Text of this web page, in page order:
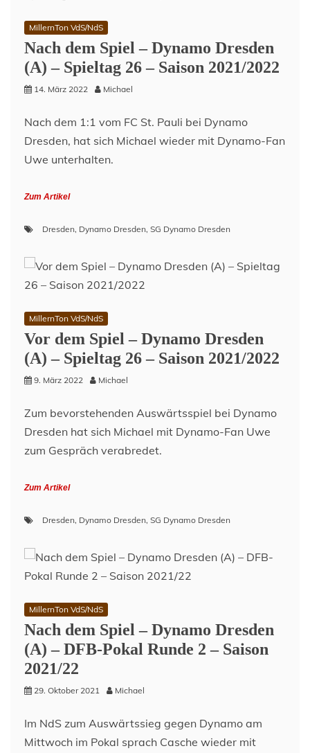
MillernTon VdS/NdS
Nach dem Spiel – Dynamo Dresden
(A) – Spieltag 26 – Saison 2021/2022
14. März 2022 Michael
Nach dem 1:1 vom FC St. Pauli bei Dynamo
Dresden, hat sich Michael wieder mit Dynamo-Fan
Uwe unterhalten.
Zum Artikel
Dresden, Dynamo Dresden, SG Dynamo Dresden
MillernTon VdS/NdS
Vor dem Spiel – Dynamo Dresden
(A) – Spieltag 26 – Saison 2021/2022
9. März 2022 Michael
Zum bevorstehenden Auswärtsspiel bei Dynamo
Dresden hat sich Michael mit Dynamo-Fan Uwe
zum Gespräch verabredet.
Zum Artikel
Dresden, Dynamo Dresden, SG Dynamo Dresden
MillernTon VdS/NdS
Nach dem Spiel – Dynamo Dresden
(A) – DFB-Pokal Runde 2 – Saison
2021/22
29. Oktober 2021 Michael
Im NdS zum Auswärtssieg gegen Dynamo am
Mittwoch im Pokal sprach Casche wieder mit